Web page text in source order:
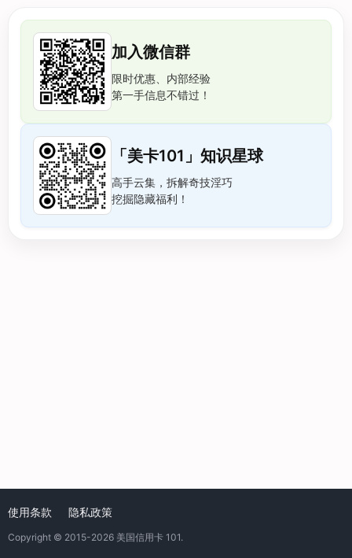
加入微信群
限时优惠、内部经验
第一手信息不错过！
「美卡101」知识星球
高手云集，拆解奇技淫巧
挖掘隐藏福利！
使用条款 隐私政策
Copyright © 2015-2026 美国信用卡 101.